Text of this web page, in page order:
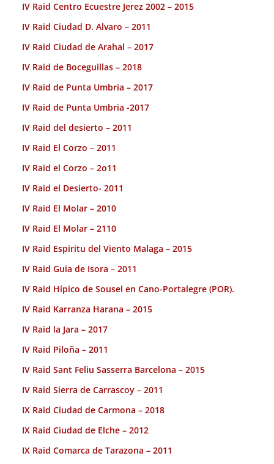
IV Raid Centro Ecuestre Jerez 2002 – 2015
IV Raid Ciudad D. Alvaro – 2011
IV Raid Ciudad de Arahal – 2017
IV Raid de Boceguillas – 2018
IV Raid de Punta Umbria – 2017
IV Raid de Punta Umbria -2017
IV Raid del desierto – 2011
IV Raid El Corzo – 2011
IV Raid el Corzo – 2o11
IV Raid el Desierto- 2011
IV Raid El Molar – 2010
IV Raid El Molar – 2110
IV Raid Espiritu del Viento Malaga – 2015
IV Raid Guia de Isora – 2011
IV Raid Hípico de Sousel en Cano-Portalegre (POR).
IV Raid Karranza Harana – 2015
IV Raid la Jara – 2017
IV Raid Piloña – 2011
IV Raid Sant Feliu Sasserra Barcelona – 2015
IV Raid Sierra de Carrascoy – 2011
IX Raid Ciudad de Carmona – 2018
IX Raid Ciudad de Elche – 2012
IX Raid Comarca de Tarazona – 2011